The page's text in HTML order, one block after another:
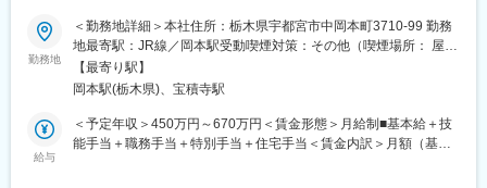
ていきます。責任者として店舗運営・管理を担当いただきます。
※店長以降のキャリアはエリアMGR、管理部門、FC店のオーナー
として独立など様々なキャリアがございます。
※店長時の平均年収は792万円（一般社員平均：454万円）
＜独立支援制度あり★＞
フランチャイズ店舗オーナーとして「経営者」になることも！す
でに200名以上の社員が「経営者」として活躍中！
■採用背景：
業務拡大のため、増員募集する運びとなりました。
■職務内容：
当社の自動車整備士として従事いただきます。
■職務詳細：
・セルフスタンド内での自動車の整備及び修理
勤務地
＜勤務地詳細＞本社住所：栃木県宇都宮市中岡本町3710-99 勤務
地最寄駅：JR線／岡本駅受動喫煙対策：その他（喫煙場所： 屋
外、指定場所のみ）変更の範囲：無
【最寄り駅】
岡本駅(栃木県)、宝積寺駅
給与
＜予定年収＞450万円～670万円＜賃金形態＞月給制■基本給＋技
能手当＋職務手当＋特別手当＋住宅手当＜賃金内訳＞月額（基本